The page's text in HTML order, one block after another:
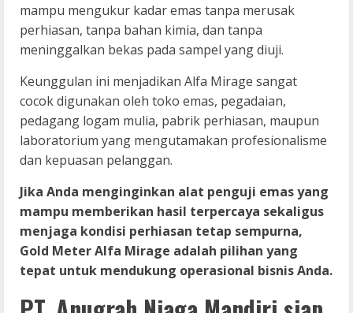
mampu mengukur kadar emas tanpa merusak
perhiasan, tanpa bahan kimia, dan tanpa
meninggalkan bekas pada sampel yang diuji.
Keunggulan ini menjadikan Alfa Mirage sangat
cocok digunakan oleh toko emas, pegadaian,
pedagang logam mulia, pabrik perhiasan, maupun
laboratorium yang mengutamakan profesionalisme
dan kepuasan pelanggan.
Jika Anda menginginkan alat penguji emas yang
mampu memberikan hasil terpercaya sekaligus
menjaga kondisi perhiasan tetap sempurna,
Gold Meter Alfa Mirage adalah pilihan yang
tepat untuk mendukung operasional bisnis Anda.